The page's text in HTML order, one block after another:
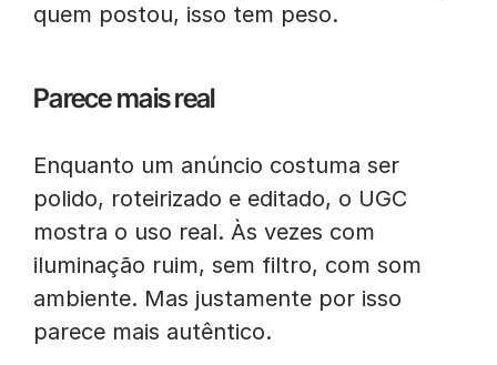
quem postou, isso tem peso.
Parece mais real
Enquanto um anúncio costuma ser
polido, roteirizado e editado, o UGC
mostra o uso real. Às vezes com
iluminação ruim, sem filtro, com som
ambiente. Mas justamente por isso
parece mais autêntico.